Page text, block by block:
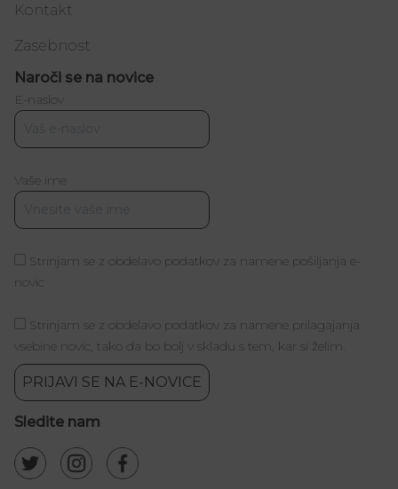
Kontakt
Zasebnost
Naroči se na novice
E-naslov
Vaše ime
Strinjam se z obdelavo podatkov za namene pošiljanja e-
novic
Strinjam se z obdelavo podatkov za namene prilagajanja
vsebine novic, tako da bo bolj v skladu s tem, kar si želim.
PRIJAVI SE NA E-NOVICE
Sledite nam